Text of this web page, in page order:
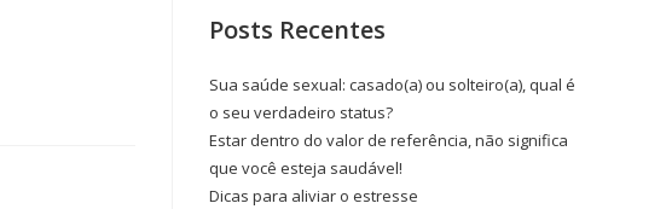
Posts Recentes
Sua saúde sexual: casado(a) ou solteiro(a), qual é
o seu verdadeiro status?
Estar dentro do valor de referência, não significa
que você esteja saudável!
Dicas para aliviar o estresse